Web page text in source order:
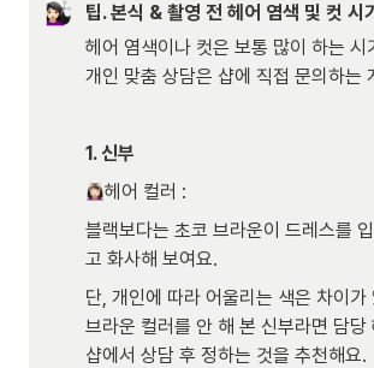
팁. 본식 & 촬영 전 헤어 염색 및 컷 시기
헤어 염색이나 컷은 보통 많이 하는 시
개인 맞춤 상담은 샵에 직접 문의하는
1. 신부
헤어 컬러 :
블랙보다는 초코 브라운이 드레스를
고 화사해 보여요.
단, 개인에 따라 어울리는 색은 차이가
브라운 컬러를 안 해 본 신부라면 담당
샵에서 상담 후 정하는 것을 추천해요.